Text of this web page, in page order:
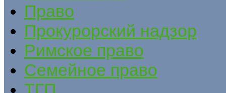
Право
Прокурорский надзор
Римское право
Семейное право